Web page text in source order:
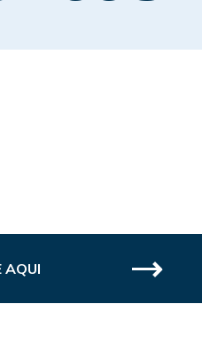
AQUI